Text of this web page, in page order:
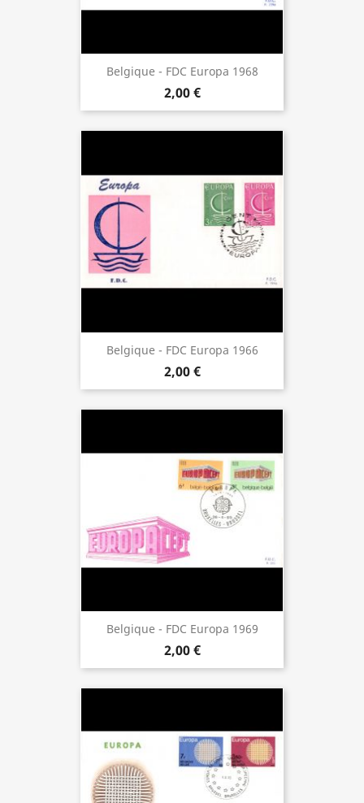
Belgique - FDC Europa 1968
2,00 €
Belgique - FDC Europa 1966
2,00 €
Belgique - FDC Europa 1969
2,00 €